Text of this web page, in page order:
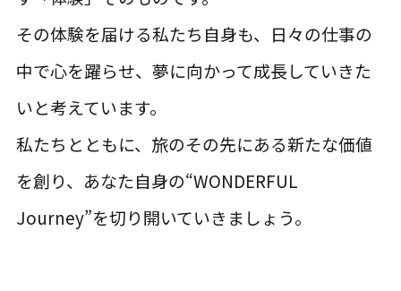
その体験を届ける私たち自身も、日々の仕事の
中で心を躍らせ、夢に向かって成長していきた
いと考えています。
私たちとともに、旅のその先にある新たな価値
を創り、あなた自身の“WONDERFUL
Journey”を切り開いていきましょう。